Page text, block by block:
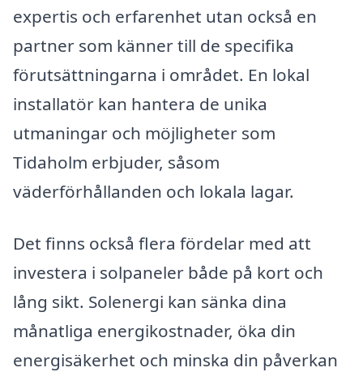
expertis och erfarenhet utan också en
partner som känner till de specifika
förutsättningarna i området. En lokal
installatör kan hantera de unika
utmaningar och möjligheter som
Tidaholm erbjuder, såsom
väderförhållanden och lokala lagar.
Det finns också flera fördelar med att
investera i solpaneler både på kort och
lång sikt. Solenergi kan sänka dina
månatliga energikostnader, öka din
energisäkerhet och minska din påverkan